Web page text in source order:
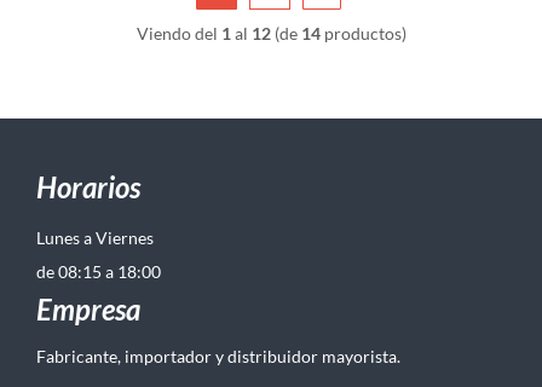
Viendo del 1 al 12(de 14productos)
Horarios
Lunes a Viernes
de 08:15 a 18:00
Empresa
Fabricante, importador y distribuidor mayorista.